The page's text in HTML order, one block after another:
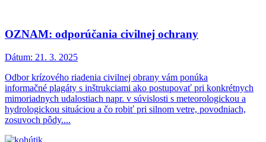
OZNAM: odporúčania civilnej ochrany
Dátum: 21. 3. 2025
Odbor krízového riadenia civilnej obrany vám ponúka
informačné plagáty s inštrukciami ako postupovať pri konkrétnych
mimoriadnych udalostiach napr. v súvislosti s meteorologickou a
hydrologickou situáciou a čo robiť pri silnom vetre, povodniach,
zosuvoch pôdy....